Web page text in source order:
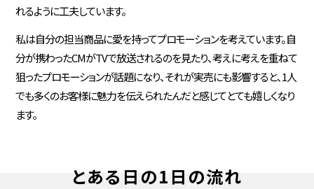
れるように工夫しています。
私は自分の担当商品に愛を持ってプロモーションを考えています。自
分が携わったCMがTVで放送されるのを見たり、考えに考えを重ねて
狙ったプロモーションが話題になり、それが実売にも影響すると、1人
でも多くのお客様に魅力を伝えられたんだと感じてとても嬉しくなり
ます。
とある日の1日の流れ